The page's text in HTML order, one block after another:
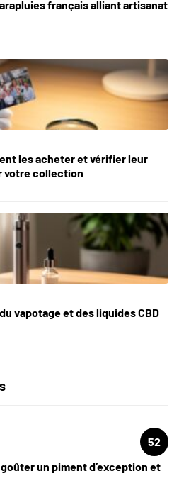
français alliant artisanat
les acheter et vérifier leur
votre collection
vapotage et des liquides CBD
52
un piment d’exception et